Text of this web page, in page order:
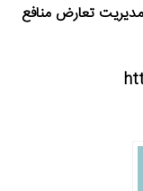
مدیریت تعارض منافع